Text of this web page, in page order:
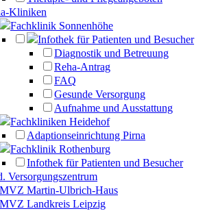
Kliniken
Fachklinik Sonnenhöhe
Infothek für Patienten und Besucher
Diagnostik und Betreuung
Reha-Antrag
FAQ
Gesunde Versorgung
Aufnahme und Ausstattung
Fachkliniken Heidehof
Adaptionseinrichtung Pirna
Fachklinik Rothenburg
Infothek für Patienten und Besucher
Versorgungszentrum
MVZ Martin-Ulbrich-Haus
MVZ Landkreis Leipzig